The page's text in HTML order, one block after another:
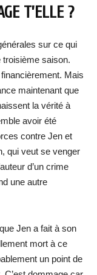
T’ELLE ?
sur ce qui
troisième saison.
Mais
maintenant que
la vérité à
avoir été
contre Jen et
qui veut se venger
d’un crime
une autre
Jen a fait à son
mort à ce
un point de